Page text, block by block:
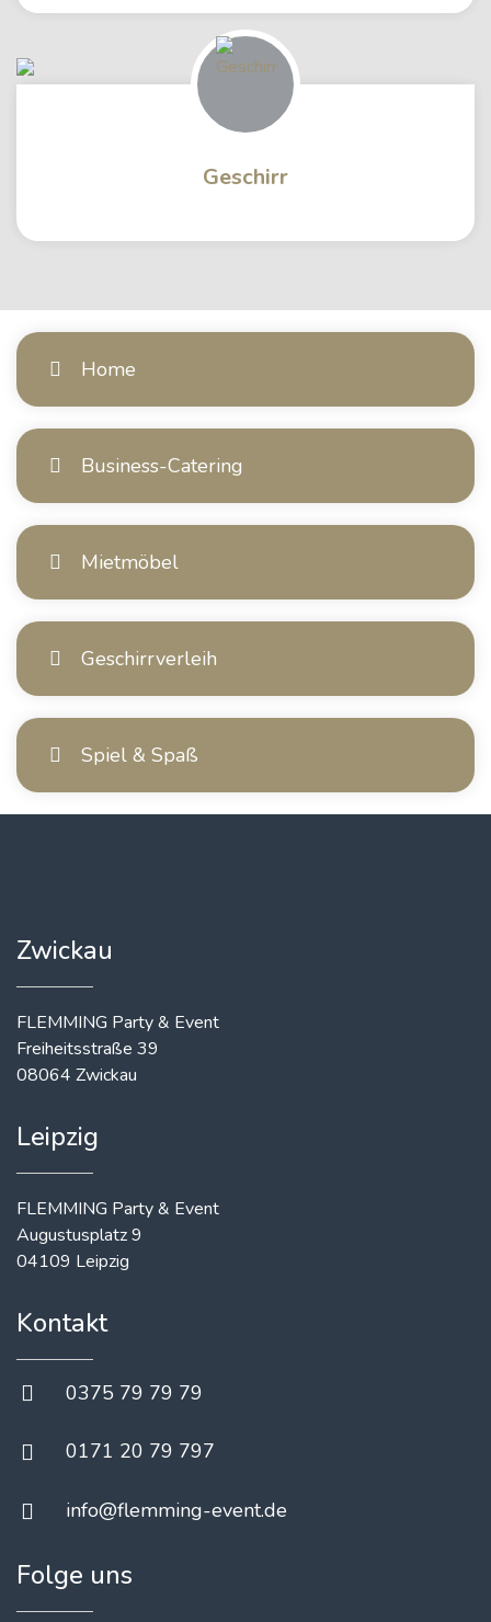
Geschirr
Home
Business-Catering
Mietmöbel
Geschirrverleih
Spiel & Spaß
Zwickau
FLEMMING Party & Event
Freiheitsstraße 39
08064 Zwickau
Leipzig
FLEMMING Party & Event
Augustusplatz 9
04109 Leipzig
Kontakt
0375 79 79 79
0171 20 79 797
info@flemming-event.de
Folge uns